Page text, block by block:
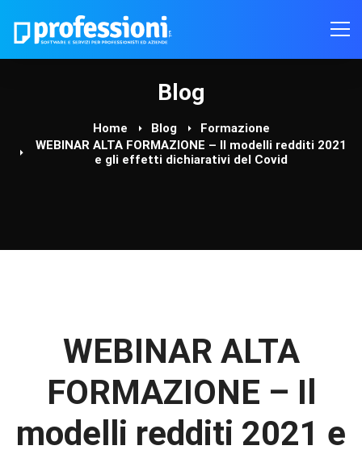
Blog
Home Blog
Formazione
WEBINAR ALTA FORMAZIONE – Il modelli redditi 2021
e gli effetti dichiarativi del Covid
WEBINAR ALTA
FORMAZIONE – Il
modelli redditi 2021 e